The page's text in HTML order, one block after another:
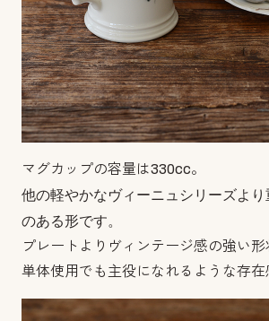
マグカップの容量は330cc。
他の軽やかなヴィーニュシリーズよ
のある形です。
プレートよりヴィンテージ感の強い形
単体使用でも主役になれるような存在